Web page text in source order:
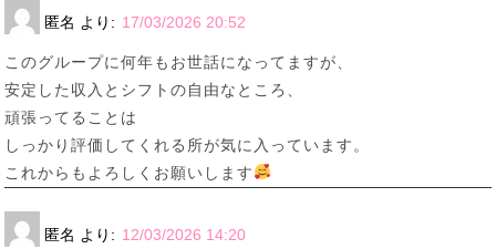
匿名 より: 17/03/2026 20:52
このグループに何年もお世話になってますが、
安定した収入とシフトの自由なところ、
頑張ってることは
しっかり評価してくれる所が気に入っています。
これからもよろしくお願いします
匿名 より: 12/03/2026 14:20